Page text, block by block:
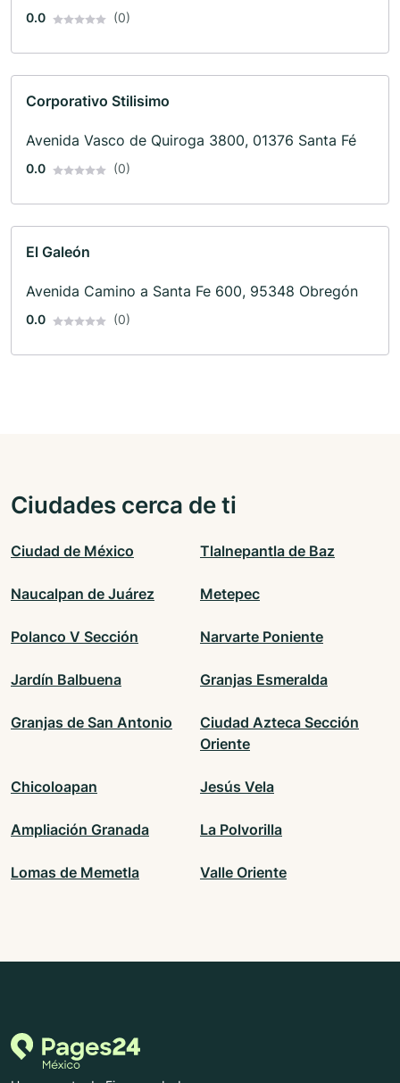
0.0 (0)
Corporativo Stilisimo
Avenida Vasco de Quiroga 3800, 01376 Santa Fé
0.0 (0)
El Galeón
Avenida Camino a Santa Fe 600, 95348 Obregón
0.0 (0)
Ciudades cerca de ti
Ciudad de México Tlalnepantla de Baz
Naucalpan de Juárez Metepec
Polanco V Sección Narvarte Poniente
Jardín Balbuena Granjas Esmeralda
Granjas de San Antonio
Ciudad Azteca Sección
Oriente
Chicoloapan Jesús Vela
Ampliación Granada La Polvorilla
Lomas de Memetla Valle Oriente